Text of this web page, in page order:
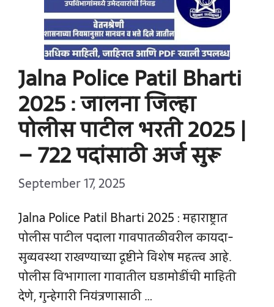
Jalna Police Patil Bharti
2025 : जालना जिल्हा
पोलीस पाटील भरती 2025 |
– 722 पदांसाठी अर्ज सुरू
September 17, 2025
Jalna Police Patil Bharti 2025 : महाराष्ट्रात
पोलीस पाटील पदाला गावपातळीवरील कायदा-
सुव्यवस्था राखण्याच्या दृष्टीने विशेष महत्त्व आहे.
पोलीस विभागाला गावातील घडामोडींची माहिती
देणे, गुन्हेगारी नियंत्रणासाठी …